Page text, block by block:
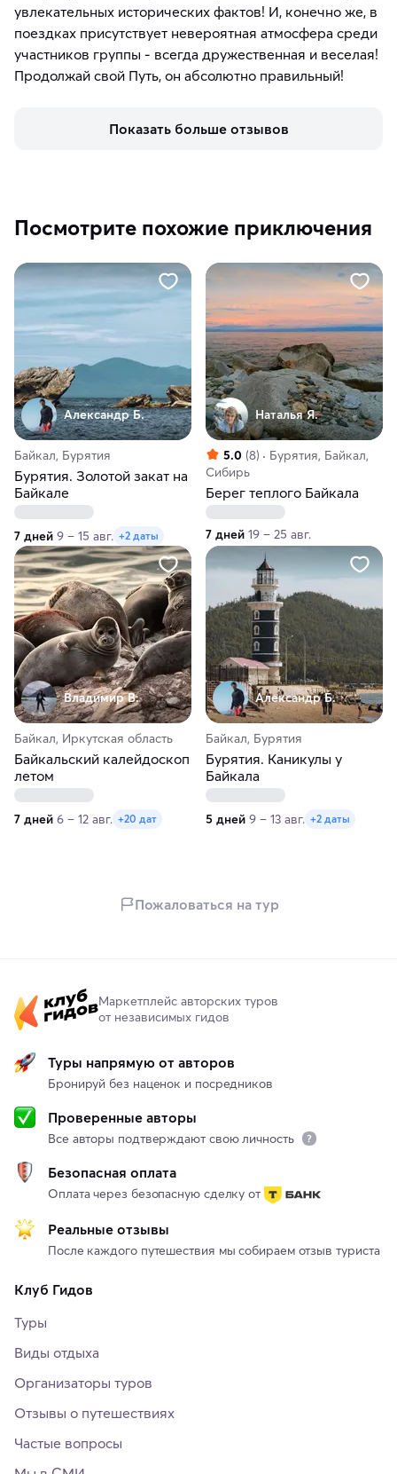
увлекательных исторических фактов! И, конечно же, в
поездках присутствует невероятная атмосфера среди
участников группы - всегда дружественная и веселая!
Продолжай свой Путь, он абсолютно правильный!
Показать больше отзывов
Посмотрите похожие приключения
Александр Б.
Байкал, Бурятия
Бурятия. Золотой закат на
Байкале
7 дней 9 – 15 авг. +2 даты
Наталья Я.
5.0 (8)
Бурятия, Байкал,
Сибирь
Берег теплого Байкала
7 дней 19 – 25 авг.
Владимир В.
Байкал, Иркутская область
Байкальский калейдоскоп
летом
7 дней 6 – 12 авг. +20 дат
Александр Б.
Байкал, Бурятия
Бурятия. Каникулы у
Байкала
5 дней 9 – 13 авг. +2 даты
Пожаловаться на тур
Маркетплейс авторских туров
от независимых гидов
Туры напрямую от авторов
Бронируй без наценок и посредников
Проверенные авторы
Все авторы подтверждают свою личность
Безопасная оплата
Оплата через безопасную сделку от
Реальные отзывы
После каждого путешествия мы собираем отзыв туриста
Клуб Гидов
Туры
Виды отдыха
Организаторы туров
Отзывы о путешествиях
Частые вопросы